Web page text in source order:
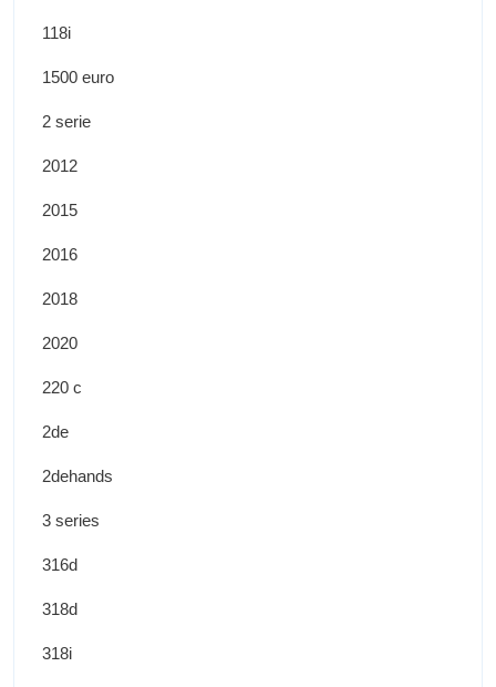
118i
1500 euro
2 serie
2012
2015
2016
2018
2020
220 c
2de
2dehands
3 series
316d
318d
318i